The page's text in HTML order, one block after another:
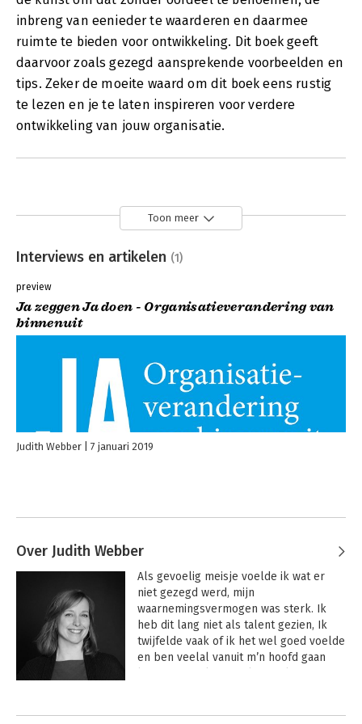
inbreng van eenieder te waarderen en daarmee
ruimte te bieden voor ontwikkeling. Dit boek geeft
daarvoor zoals gezegd aansprekende voorbeelden en
tips. Zeker de moeite waard om dit boek eens rustig
te lezen en je te laten inspireren voor verdere
ontwikkeling van jouw organisatie.
Toon meer
Interviews en artikelen (1)
preview
Ja zeggen Ja doen - Organisatieverandering van
binnenuit
Judith Webber 7 januari 2019
Over Judith Webber
Als gevoelig meisje voelde ik wat er
niet gezegd werd, mijn
waarnemingsvermogen was sterk. Ik
heb dit lang niet als talent gezien, Ik
twijfelde vaak of ik het wel goed voelde
en ben veelal vanuit m’n hoofd gaan